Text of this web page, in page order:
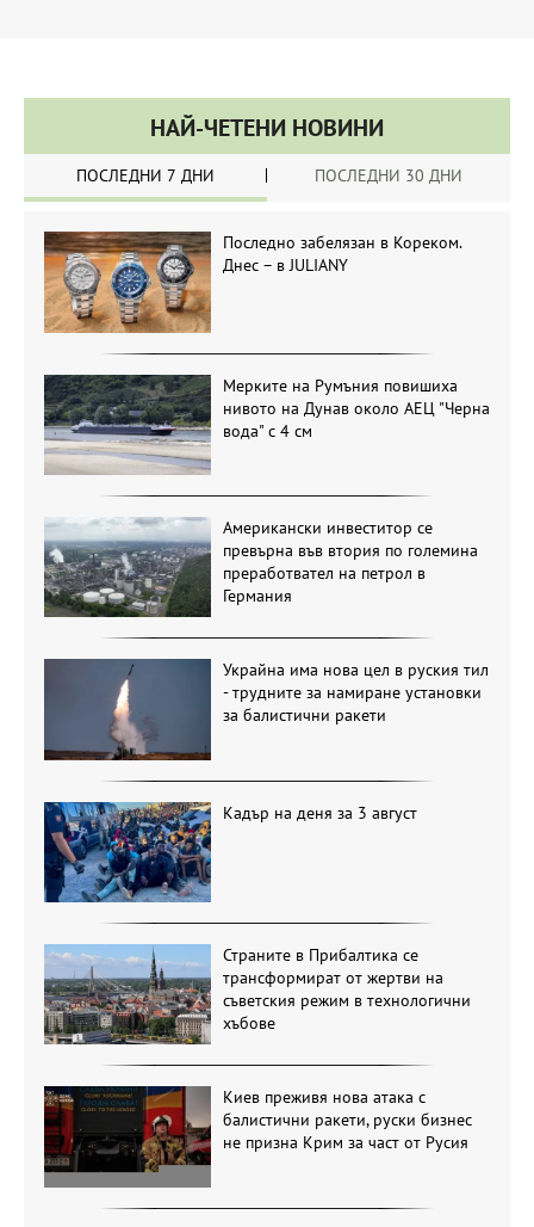
НАЙ-ЧЕТЕНИ НОВИНИ
ПОСЛЕДНИ 7 ДНИ ПОСЛЕДНИ 30 ДНИ
Последно забелязан в Кореком.
Днес – в JULIANY
Мерките на Румъния повишиха
нивото на Дунав около АЕЦ "Черна
вода" с 4 см
Американски инвеститор се
превърна във втория по големина
преработвател на петрол в
Германия
Украйна има нова цел в руския тил
- трудните за намиране установки
за балистични ракети
Кадър на деня за 3 август
Страните в Прибалтика се
трансформират от жертви на
съветския режим в технологични
хъбове
Киев преживя нова атака с
балистични ракети, руски бизнес
не призна Крим за част от Русия